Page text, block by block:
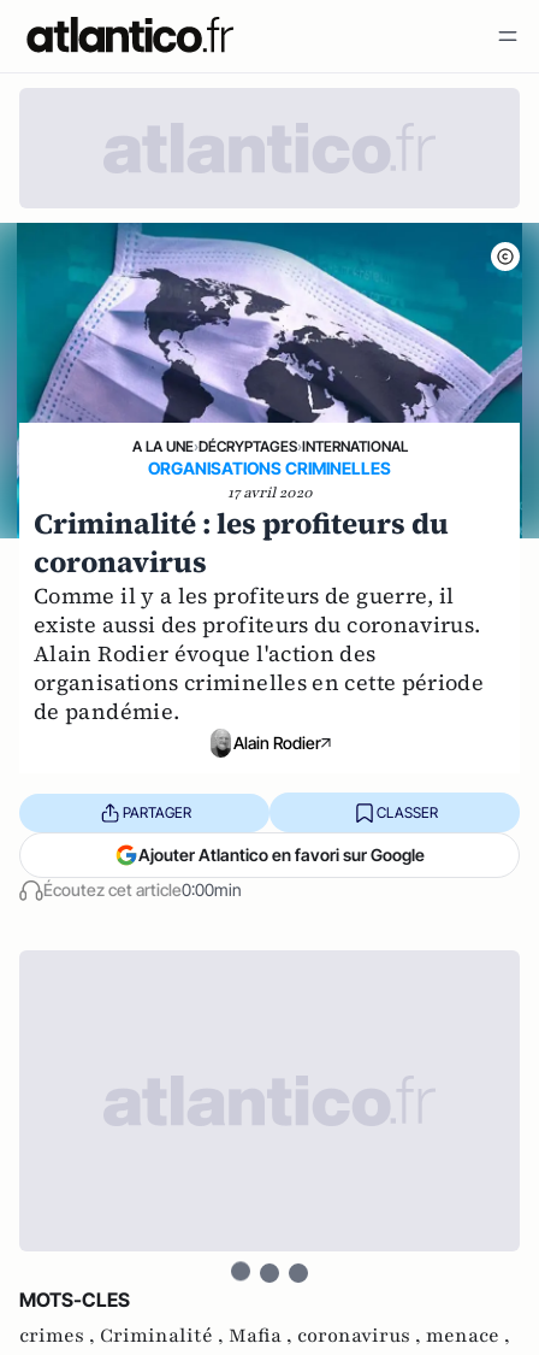
A LA UNE›DÉCRYPTAGES›INTERNATIONAL
ORGANISATIONS CRIMINELLES
17 avril 2020
Criminalité : les profiteurs du
coronavirus
Comme il y a les profiteurs de guerre, il
existe aussi des profiteurs du coronavirus.
Alain Rodier évoque l'action des
organisations criminelles en cette période
de pandémie.
Alain Rodier
Écoutez cet article0:00min
PARTAGER CLASSER
Ajouter Atlantico en favori sur Google
MOTS-CLES
crimes , Criminalité , Mafia , coronavirus , menace ,